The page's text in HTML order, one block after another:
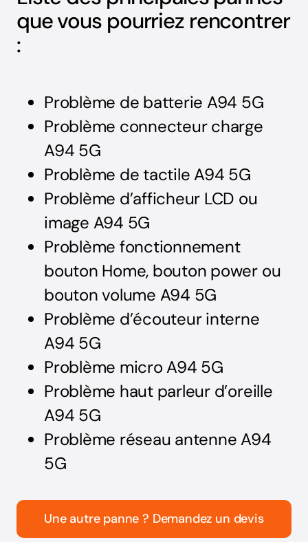
que vous pourriez rencontrer
:
Problème de batterie A94 5G
Problème connecteur charge
A94 5G
Problème de tactile A94 5G
Problème d’afficheur LCD ou
image A94 5G
Problème fonctionnement
bouton Home, bouton power ou
bouton volume A94 5G
Problème d’écouteur interne
A94 5G
Problème micro A94 5G
Problème haut parleur d’oreille
A94 5G
Problème réseau antenne A94
5G
Une autre panne ? Demandez un devis